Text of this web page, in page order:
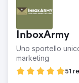
Grime Time si è
problematico che
pulizie nel Regno
errati. Il mercato
molto competitivo
costruiscono
Soluzione
InboxArmy
Uno sportello
marketing
51